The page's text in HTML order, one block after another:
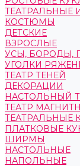
ТЕАТРАЛЬНЫЕ
КОСТЮМЫ
ДЕТСКИЕ
ВЗРОСЛЫЕ
УСЫ, БОРОДЫ,
УГОЛКИ
ТЕАТР ТЕНЕЙ
ДЕКОРАЦИИ
НАСТОЛЬНЫЙ
ТЕАТР
ТЕАТРАЛЬНЫЕ
ПЛАТКОВЫЕ
ШИРМЫ
НАСТОЛЬНЫЕ
НАПОЛЬНЫЕ